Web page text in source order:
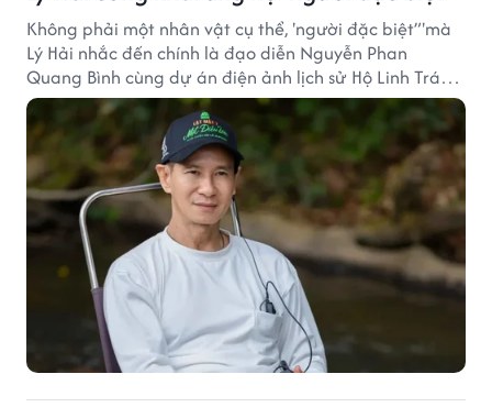
Không phải một nhân vật cụ thể, 'người đặc biệt”'mà
Lý Hải nhắc đến chính là đạo diễn Nguyễn Phan
Quang Bình cùng dự án điện ảnh lịch sử Hộ Linh Tráng
Sĩ: Bí Ẩn Mộ Vua Đinh.